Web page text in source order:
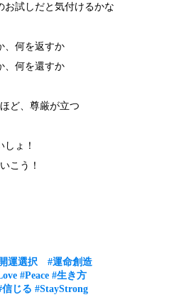
お試しだと気付けるかな
、何を返すか
、何を還すか
ど、尊厳が立つ
しょ！
こう！
運選択
#運命創造
#Peace #生き方
信じる #StayStrong